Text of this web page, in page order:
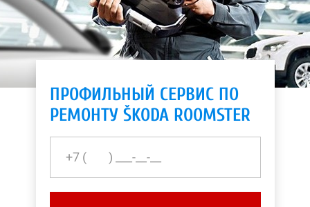
ПРОФИЛЬНЫЙ СЕРВИС ПО
РЕМОНТУ ŠKODA ROOMSTER